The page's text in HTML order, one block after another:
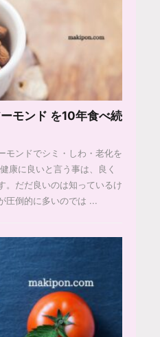
モンド を10年食べ続
モンドでシミ・しわ・老化を
康に良いと言う事は、良く
。だだ良いのは知っているけ
圧倒的に多いのでは ...